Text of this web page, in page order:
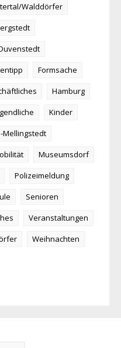
Walddörfer
Formsache
Hamburg
Kinder
Mellingstedt
Museumsdorf
Polizeimeldung
Senioren
Veranstaltungen
Weihnachten